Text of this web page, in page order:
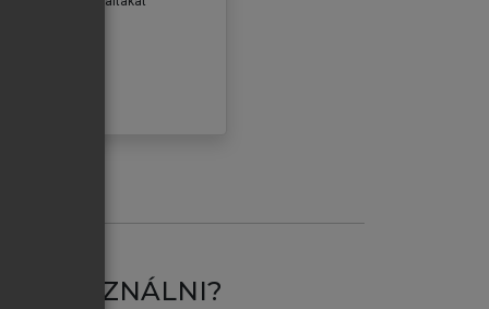
HASZNÁLNI?